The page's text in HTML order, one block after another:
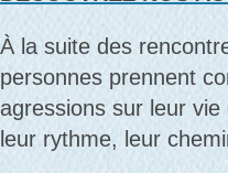
À la suite des
personnes prennent
agressions sur leur
leur rythme, leur